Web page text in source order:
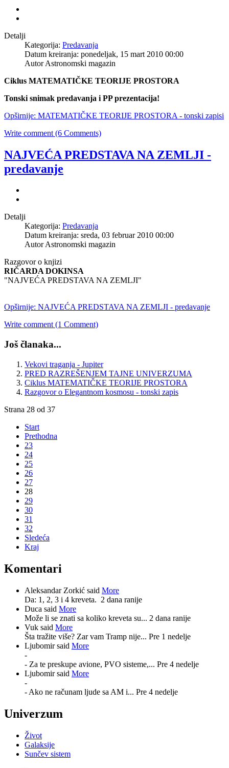
Detalji
Kategorija: Predavanja
Datum kreiranja: ponedeljak, 15 mart 2010 00:00
Autor Astronomski magazin
Ciklus MATEMATIČKE TEORIJE PROSTORA
Tonski snimak predavanja i PP prezentacija!
Opširnije: MATEMATIČKE TEORIJE PROSTORA - tonski zapisi
Write comment (6 Comments)
NAJVEĆA PREDSTAVA NA ZEMLJI -
predavanje
Detalji
Kategorija: Predavanja
Datum kreiranja: sreda, 03 februar 2010 00:00
Autor Astronomski magazin
Razgovor o knjizi
RIČARDA DOKINSA
"NAJVEĆA PREDSTAVA NA ZEMLJI"
Opširnije: NAJVEĆA PREDSTAVA NA ZEMLJI - predavanje
Write comment (1 Comment)
Još članaka...
Vekovi traganja - Jupiter
PRED RAZREŠENJEM TAJNE UNIVERZUMA
Ciklus MATEMATIČKE TEORIJE PROSTORA
Razgovor o Elegantnom kosmosu - tonski zapis
Strana 28 od 37
Start
Prethodna
23
24
25
26
27
28
29
30
31
32
Sledeća
Kraj
Komentari
Aleksandar Zorkić said More
Da: 1, 2, 3 i 4 kreveta. 2 dana ranije
Duca said More
Može li se znati sa koliko kreveta su... 2 dana ranije
Vuk said More
Šta tražite više? Zar vam Tramp nije... Pre 1 nedelje
Ljubomir said More
-
- Za te preskupe avione, PVO sisteme,... Pre 4 nedelje
Ljubomir said More
-
- Ako ne računam ljude sa AM i... Pre 4 nedelje
Univerzum
Život
Galaksije
Sunčev sistem